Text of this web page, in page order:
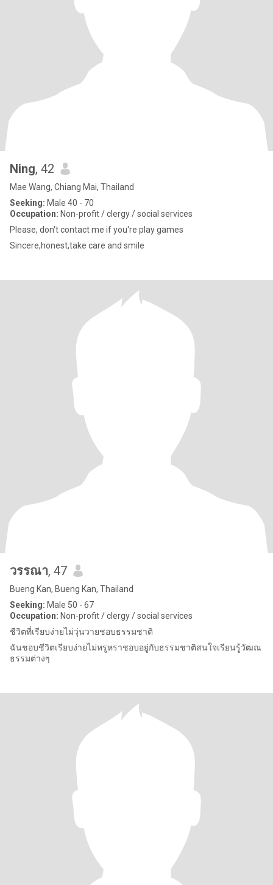
Ning, 42
Mae Wang, Chiang Mai, Thailand
Seeking: Male 40 - 70
Occupation: Non-profit / clergy / social services
Please, don't contact me if you're play games
Sincere,honest,take care and smile
วรรณา, 47
Bueng Kan, Bueng Kan, Thailand
Seeking: Male 50 - 67
Occupation: Non-profit / clergy / social services
ชีวิตที่เรียบง่ายไม่วุ่นวายชอบธรรมชาติ
ฉันชอบชีวิตเรียบง่ายไม่หรูหราชอบอยู่กับธรรมชาติสนใจเรียนรู้วัฒณ
ธรรมต่างๆ